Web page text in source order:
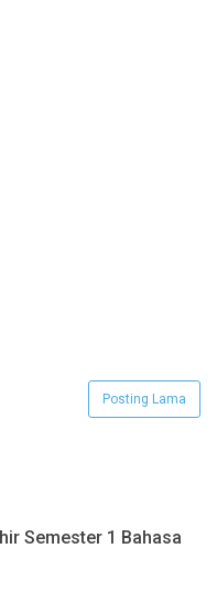
Posting Lama
Semester 1 Bahasa